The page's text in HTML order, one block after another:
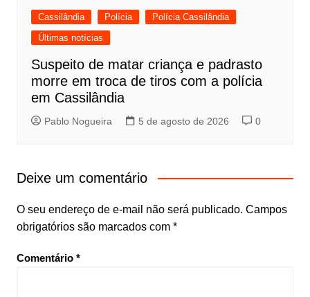
Cassilândia Polícia
Polícia Cassilândia
Últimas notícias
Suspeito de matar criança e padrasto
morre em troca de tiros com a polícia
em Cassilândia
Pablo Nogueira 5 de agosto de 2026 0
Deixe um comentário
O seu endereço de e-mail não será publicado. Campos
obrigatórios são marcados com *
Comentário *